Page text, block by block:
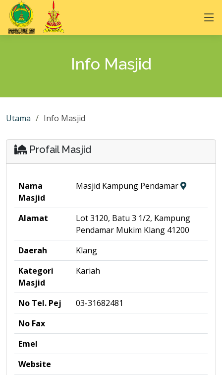
Info Masjid
Utama Info Masjid
Profail Masjid
Nama
Masjid
Masjid Kampung Pendamar
Alamat
Lot 3120, Batu 3 1/2, Kampung
Pendamar Mukim Klang 41200
Daerah
Klang
Kategori
Masjid
Kariah
No Tel. Pej
03-31682481
No Fax
Emel
Website